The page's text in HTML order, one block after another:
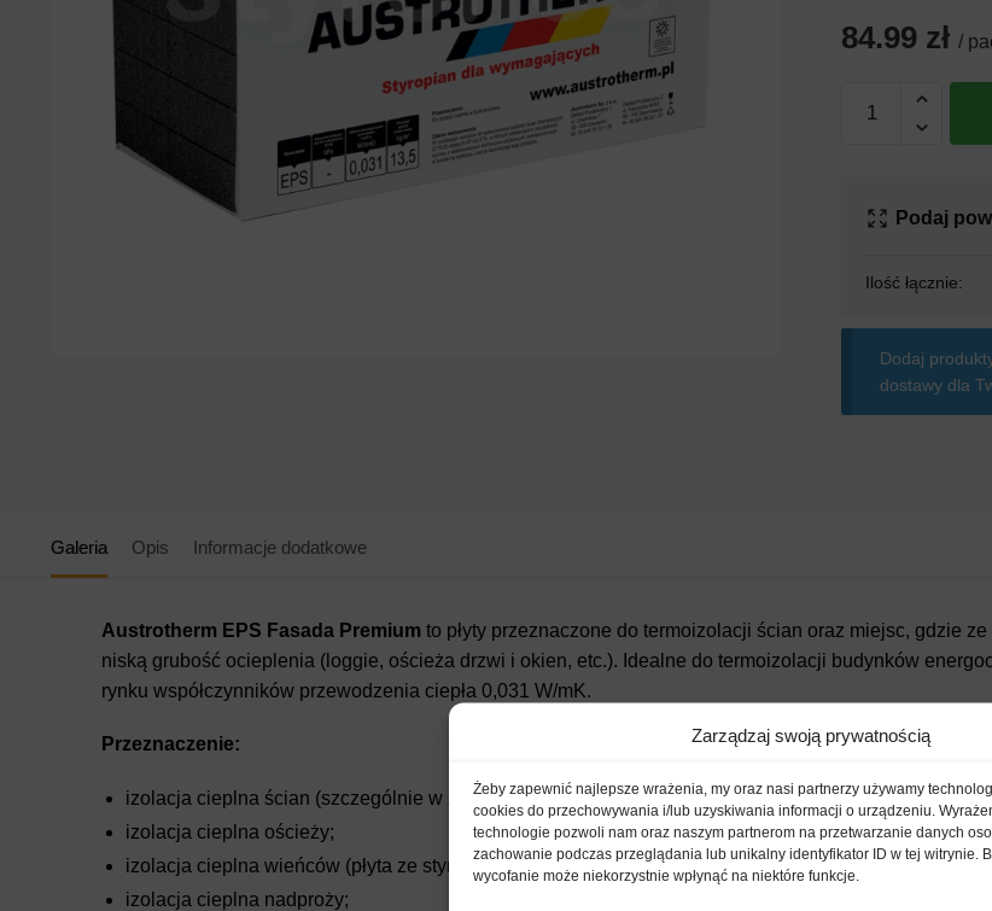
Zarządzaj swoją prywatnością
Żeby zapewnić najlepsze wrażenia, my oraz nasi partnerzy używamy
cookies do przechowywania i/lub uzyskiwania informacji o urządzeniu.
technologie pozwoli nam oraz naszym partnerom na przetwarzanie danych
zachowanie podczas przeglądania lub unikalny identyfikator ID w tej witrynie.
wycofanie może niekorzystnie wpłynąć na niektóre funkcje.
84.99 zł/
Podaj
Ilość łącznie:
Dodaj
dostawy dla
Galeria Opis Informacje dodatkowe
Austrotherm EPS Fasada Premium to płyty przeznaczone do termoizolacji ścian oraz miejsc, gdzie
niską grubość ocieplenia (loggie, ościeża drzwi i okien, etc.). Idealne do termoizolacji budynków
rynku współczynników przewodzenia ciepła 0,031 W/mK.
Przeznaczenie:
izolacja cieplna ścian (szczególnie w zewnętrznych zespolonych systemach ocieplania ETICS);
izolacja cieplna ościeży;
izolacja cieplna wieńców (płyta ze styropianu wykonana jako szalunek tracony pod tynk);
izolacja cieplna nadproży;